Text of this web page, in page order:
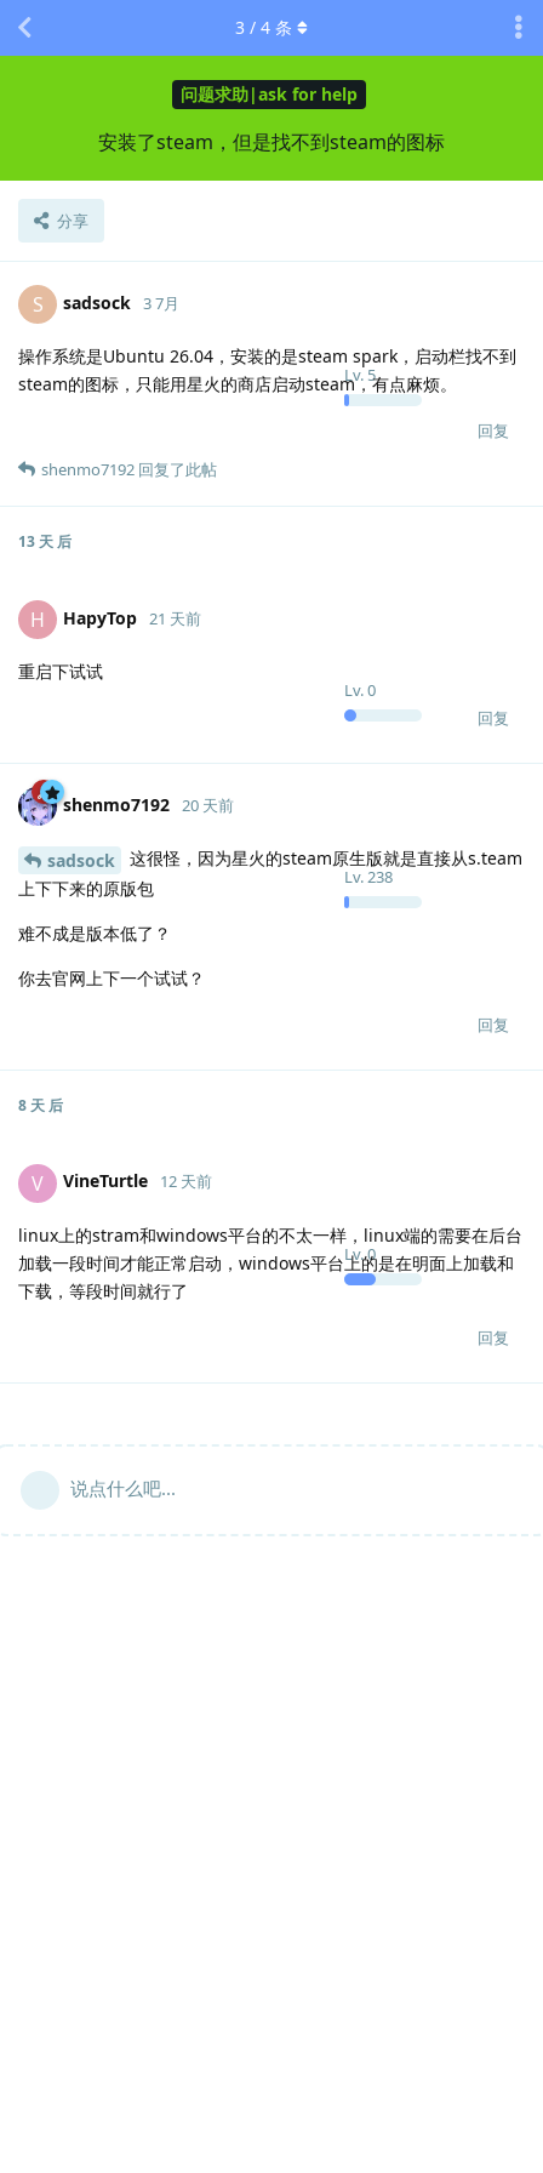
问题求助|ask for help
安装了steam，但是找不到steam的图标
分享
3 / 4 条
S sadsock
Lv. 5
3 7月
操作系统是Ubuntu 26.04，安装的是steam spark，启动栏找不到
steam的图标，只能用星火的商店启动steam，有点麻烦。
回复
shenmo7192 回复了此帖
13 天 后
H HapyTop
Lv.0
21 天前
重启下试试
回复
shenmo7192
Lv.238
20 天前
sadsock
这很怪，因为星火的steam原生版就是直接从s.team
上下下来的原版包
难不成是版本低了？
你去官网上下一个试试？
回复
8 天 后
V VineTurtle
Lv.0
12 天前
linux上的stram和windows平台的不太一样，linux端的需要在后台
加载一段时间才能正常启动，windows平台上的是在明面上加载和
下载，等段时间就行了
回复
说点什么吧...